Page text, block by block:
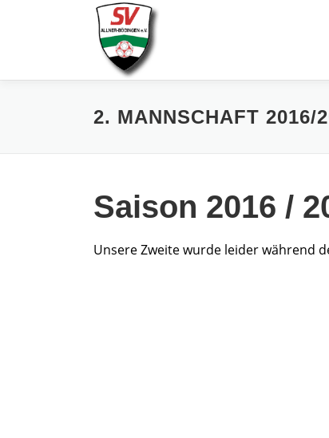
2. MANNSCHAFT 2016/
Saison 2016 /
Unsere Zweite wurde leider während